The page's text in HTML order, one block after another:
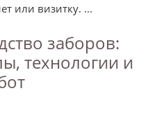
или визитку. ...
заборов:
технологии и